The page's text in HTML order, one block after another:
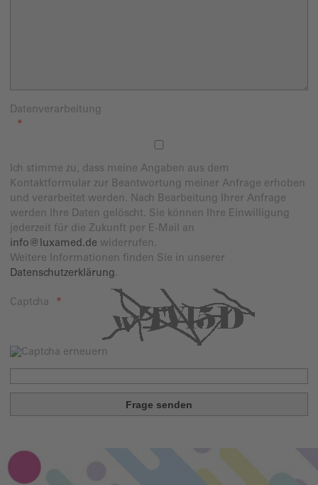
Datenverarbeitung
Ich stimme zu, dass meine Angaben aus dem
Kontaktformular zur Beantwortung meiner Anfrage erhoben
und verarbeitet werden. Nach Bearbeitung Ihrer Anfrage
werden Ihre Daten gelöscht. Sie können Ihre Einwilligung
jederzeit für die Zukunft per E-Mail an
info@luxamed.de widerrufen.
Weitere Informationen finden Sie in unserer
Datenschutzerklärung .
Captcha